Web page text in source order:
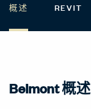
概述 REVIT
Belmont 概述